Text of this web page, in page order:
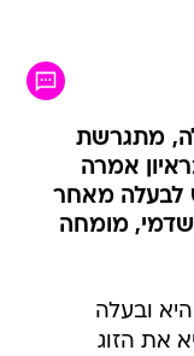
מתגרשת
אמרה
לבעלה מאחר
שדמי, מומחה
ובעלה
את הזוג